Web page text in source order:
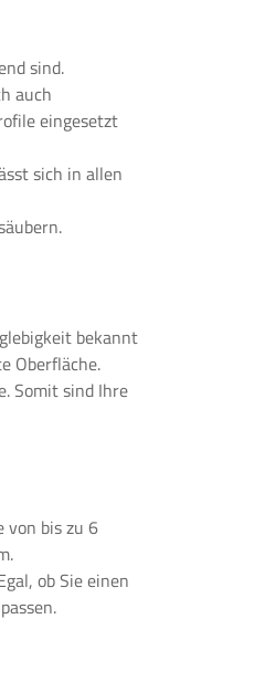
sind.
auch
eingesetzt
sich in allen
bekannt
Oberfläche.
Somit sind Ihre
von bis zu 6
ob Sie einen